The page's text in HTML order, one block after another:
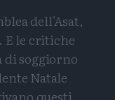
dell'Asat,
E le critiche
soggiorno
Natale
questi